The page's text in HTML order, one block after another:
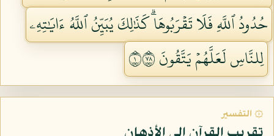
حُدُودُ ٱللَّهِ فَلَا تَقۡرَبُوهَاۗ كَذَٰلِكَ يُبَيِّنُ ٱللَّهُ ءَايَٰتِهِۦ
لِلنَّاسِ لَعَلَّهُمۡ يَتَّقُونَ ١٨٧
۞ التفسير